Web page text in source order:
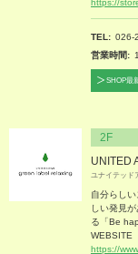
https://
TEL
026-
営業時間
SHOP最
2F
UNITED
ユナイテッド
自分らし
しい発見
る「Be
WEBSITE
https://